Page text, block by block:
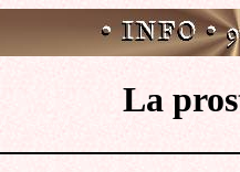
La